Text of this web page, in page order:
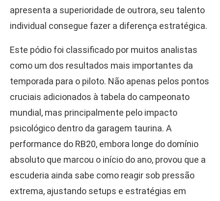
apresenta a superioridade de outrora, seu talento
individual consegue fazer a diferença estratégica.
Este pódio foi classificado por muitos analistas
como um dos resultados mais importantes da
temporada para o piloto. Não apenas pelos pontos
cruciais adicionados à tabela do campeonato
mundial, mas principalmente pelo impacto
psicológico dentro da garagem taurina. A
performance do RB20, embora longe do domínio
absoluto que marcou o início do ano, provou que a
escuderia ainda sabe como reagir sob pressão
extrema, ajustando setups e estratégias em